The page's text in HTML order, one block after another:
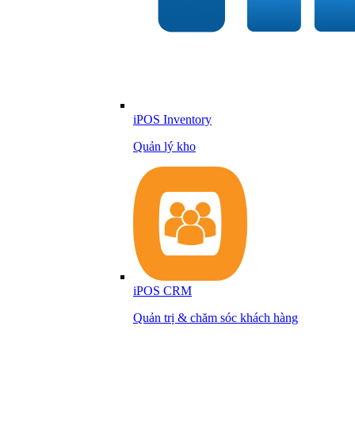
iPOS Inventory
Quản lý kho
iPOS CRM
Quản trị & chăm sóc khách hàng